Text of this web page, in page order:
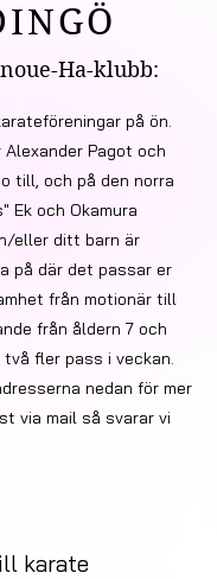
Ha-klubb:
teföreningar på ön.
Pagot och
till, och på den norra
Ek och Okamura
eller ditt barn är
på där det passar er
från motionär till
från åldern 7 och
fler pass i veckan.
nedan för mer
via mail så svarar vi
karate